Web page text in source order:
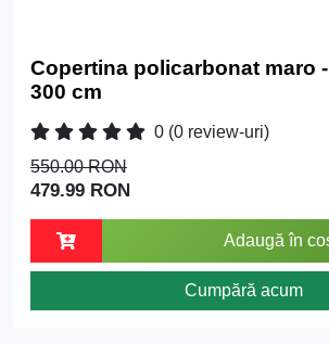
Copertina policarbonat maro
300 cm
0 (0 review-uri)
550.00 RON
479.99 RON
Adaugă în
Cumpără acum